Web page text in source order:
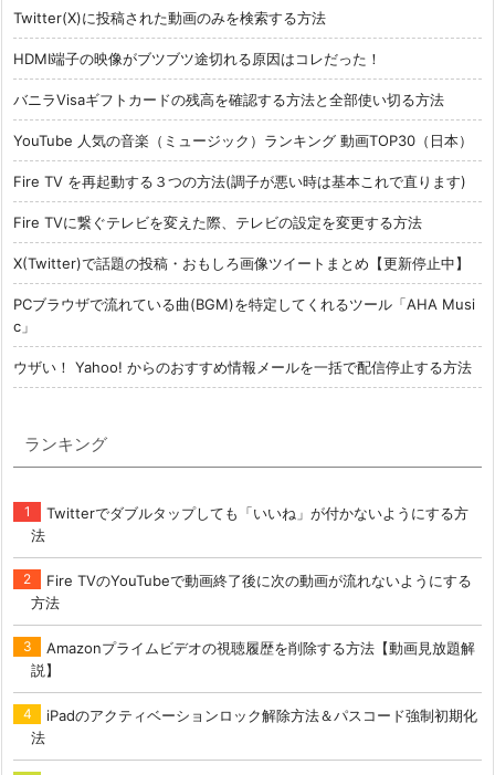
Twitter(X)に投稿された動画のみを検索する方法
HDMI端子の映像がブツブツ途切れる原因はコレだった！
バニラVisaギフトカードの残高を確認する方法と全部使い切る方法
YouTube 人気の音楽（ミュージック）ランキング 動画TOP30（日本）
Fire TV を再起動する３つの方法(調子が悪い時は基本これで直ります)
Fire TVに繋ぐテレビを変えた際、テレビの設定を変更する方法
X(Twitter)で話題の投稿・おもしろ画像ツイートまとめ【更新停止中】
PCブラウザで流れている曲(BGM)を特定してくれるツール「AHA Musi
c」
ウザい！ Yahoo! からのおすすめ情報メールを一括で配信停止する方法
ランキング
Twitterでダブルタップしても「いいね」が付かないようにする方
法
Fire TVのYouTubeで動画終了後に次の動画が流れないようにする
方法
Amazonプライムビデオの視聴履歴を削除する方法【動画見放題解
説】
iPadのアクティベーションロック解除方法＆パスコード強制初期化
法